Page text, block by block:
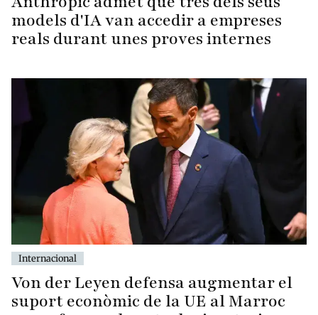
models d'IA van accedir a empreses
reals durant unes proves internes
Internacional
Von der Leyen defensa augmentar el
suport econòmic de la UE al Marroc